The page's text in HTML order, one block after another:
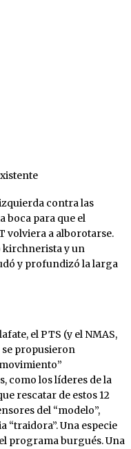
contra las
boca para que el
volviera a alborotarse.
kirchnerista y un
y profundizó la larga
el PTS (y el NMAS,
propusieron
como los líderes de la
rescatar de estos 12
del “modelo”,
Una especie
programa burgués. Una